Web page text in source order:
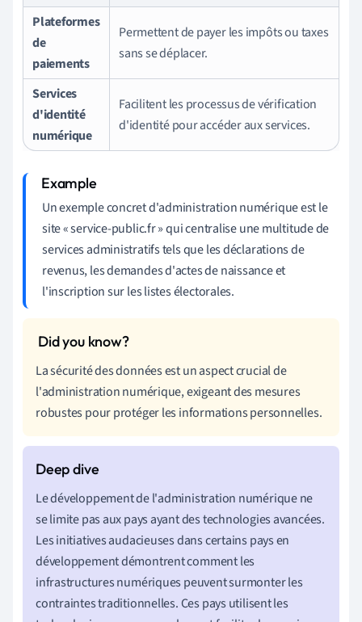
Plateformes
de
paiements
Permettent de payer les impôts ou taxes
sans se déplacer.
Services
d'identité
numérique
Facilitent les processus de vérification
d'identité pour accéder aux services.
Un exemple concret d'administration numérique est le
site « service-public.fr » qui centralise une multitude de
services administratifs tels que les déclarations de
revenus, les demandes d'actes de naissance et
l'inscription sur les listes électorales.
La sécurité des données est un aspect crucial de
l'administration numérique, exigeant des mesures
robustes pour protéger les informations personnelles.
Le développement de l'administration numérique ne
se limite pas aux pays ayant des technologies avancées.
Les initiatives audacieuses dans certains pays en
développement démontrent comment les
infrastructures numériques peuvent surmonter les
contraintes traditionnelles. Ces pays utilisent les